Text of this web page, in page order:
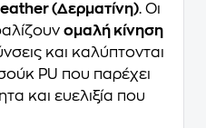
(Δερματίνη). Οι
ομαλή κίνηση
και καλύπτονται
PU που παρέχει
και ευελιξία που